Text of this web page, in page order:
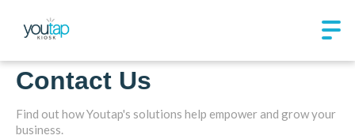
Contact Us
Find out how Youtap's solutions help empower and grow your
business.